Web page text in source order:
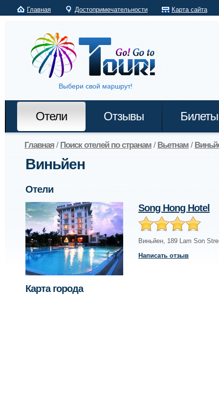
Главная Достопримечательности Карта сайта
Выбери свой маршрут!
Отели Отзывы Билеты
Главная / Поиск отелей по странам / Вьетнам /
Виньйен
Отели
Song Hong Hotel
Виньйен, 189 Lam Son
Написать отзыв
Карта города